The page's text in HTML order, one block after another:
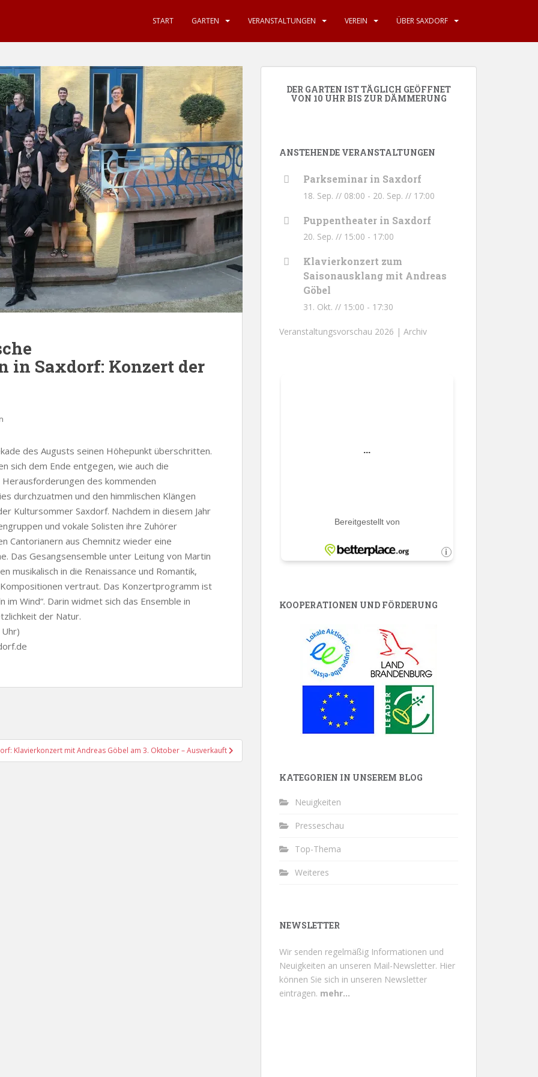
START GARTEN VERANSTALTUNGEN VEREIN ÜBER SAXDORF
in Saxdorf: Konzert der
des Augusts seinen Höhepunkt überschritten.
sich dem Ende entgegen, wie auch die
des kommenden
durchzuatmen und den himmlischen Klängen
Kultursommer Saxdorf. Nachdem in diesem Jahr
und vokale Solisten ihre Zuhörer
Cantorianern aus Chemnitz wieder eine
Das Gesangsensemble unter Leitung von Martin
in die Renaissance und Romantik,
vertraut. Das Konzertprogramm ist
Wind“. Darin widmet sich das Ensemble in
der Natur.
Klavierkonzert mit Andreas Göbel am 3. Oktober – Ausverkauft
DER GARTEN IST TÄGLICH GEÖFFNET
VON 10 UHR BIS ZUR DÄMMERUNG
ANSTEHENDE VERANSTALTUNGEN
Parkseminar in Saxdorf
18. Sep. // 08:00 - 20. Sep. // 17:00
Puppentheater in Saxdorf
20. Sep. // 15:00 - 17:00
Klavierkonzert zum
Saisonausklang mit Andreas
Göbel
31. Okt. // 15:00 - 17:30
Veranstaltungsvorschau 2026 | Archiv
KOOPERATIONEN UND FÖRDERUNG
KATEGORIEN IN UNSEREM BLOG
Neuigkeiten
Presseschau
Top-Thema
Weiteres
NEWSLETTER
Wir senden regelmäßig Informationen und
Neuigkeiten an unseren Mail-Newsletter. Hier
können Sie sich in unseren Newsletter
eintragen. mehr...